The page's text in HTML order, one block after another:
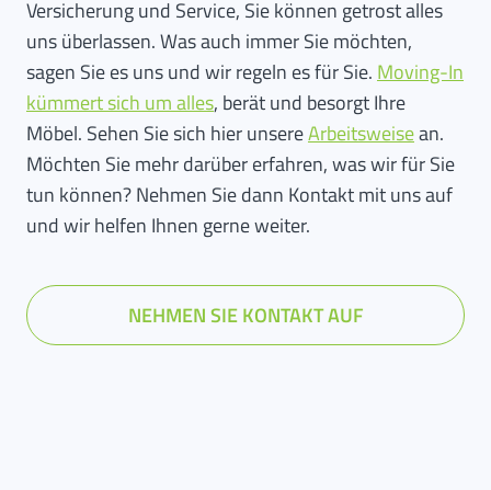
Versicherung und Service, Sie können getrost alles
uns überlassen. Was auch immer Sie möchten,
sagen Sie es uns und wir regeln es für Sie. Moving-In
kümmert sich um alles, berät und besorgt Ihre
Möbel. Sehen Sie sich hier unsereArbeitsweisean.
Möchten Sie mehr darüber erfahren, was wir für Sie
tun können? Nehmen Sie dann Kontakt mit uns auf
und wir helfen Ihnen gerne weiter.
NEHMEN SIE KONTAKT AUF